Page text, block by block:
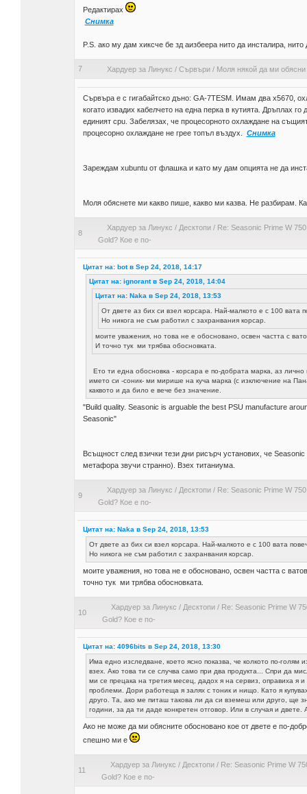
Редактирах
Снимка
P.S. ако му дам хиксче бе зд аизбеера нито да инсталира,
7 Хардуер за Линукс / Сървъри/ Моля някой да ми
Сървъра е с гигабайтско дъно: GA-7TESM. Имам два x5670,
когато извадих кабелчето на една перка в кутията. Дръплах
единият cpu. Забелязах, че процесорното охлаждане на
процесорно охлаждане не грее топъл въздух. Снимка
Зареждам xubuntu от флашка и като му дам опцията не да
Моля обяснете ми какво пише, какво ми казва. Не разбирам.
8
Хардуер за Линукс / Десктопи/ Re: Seasonic Prime W
Gold? Кое е по-
Цитат на: bot в Sep 24, 2018, 14:17
Цитат на: ignorant в Sep 24, 2018, 14:04
Цитат на: Naka в Sep 24, 2018, 13:53
От двете аз бих си взел корсара. Най-малкото е с 100 вата
Но никога не съм работил с захранвания корсар.
моите уважения, но това не е обосновано, освен частта с
И точно тук ми трябва обосновката.
Ето ти една обосновка - корсара е по-добрата марка, аз
името си -соник- ми мирише на куча марка (с изключение на
каквото и да било е вече без значение.
"Build quality. Seasonic is arguable the best PSU manufacture
Seasonic"
Всъщност след взички тези дни рисърч установих, че
метафора звучи странно). Взех титаниума.
9
Хардуер за Линукс / Десктопи/ Re: Seasonic Prime W
Gold? Кое е по-
Цитат на: Naka в Sep 24, 2018, 13:53
От двете аз бих си взел корсара. Най-малкото е с 100 вата
Но никога не съм работил с захранвания корсар.
моите уважения, но това не е обосновано, освен частта с
точно тук ми трябва обосновката.
10
Хардуер за Линукс / Десктопи/ Re: Seasonic Prime W
Gold? Кое е по-
Цитат на: 4096bits в Sep 24, 2018, 13:30
Има едно изследване, което ясно показва, че колкото по-
взех. Ако това ти се случва само при два продукта... Спри да
ми се прецака на третия месец, дадох я на сервиз, оправиха
проблеми. Дори работеща я залях с тоник и нищо. Като я
друго. Та, ако ме питаш такова ли да си вземеш или друго, ще
години, за да ти даде конкретен отговор. Или в случая и
Ако не може да ми обясните обосновано кое от двете е по-
спешно ми е
11
Хардуер за Линукс / Десктопи/ Re: Seasonic Prime W
Gold? Кое е по-